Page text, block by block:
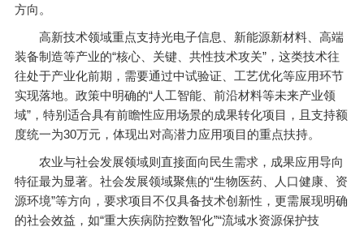
方向。
高新技术领域重点支持光电子信息、新能源新材料、高端
装备制造等产业的“核心、关键、共性技术攻关”，这类技术往
往处于产业化前期，需要通过中试验证、工艺优化等应用环节
实现落地。政策中明确的“人工智能、前沿材料等未来产业领
域”，特别适合具有前瞻性应用场景的成果转化项目，且支持额
度统一为30万元，体现出对高潜力应用项目的重点扶持。
农业与社会发展领域则直接面向民生需求，成果应用导向
特征最为显著。社会发展领域聚焦的“生物医药、人口健康、资
源环境”等方向，要求项目不仅具备技术创新性，更需展现明确
的社会效益，如“重大疾病防控数智化”“流域水资源保护技